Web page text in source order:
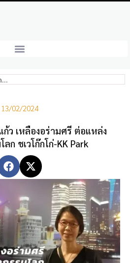
13/02/2024
ว เหลืองอร่ามศรี ต่อแหล่ง
ก ชเวโก๊กโก่-KK Park